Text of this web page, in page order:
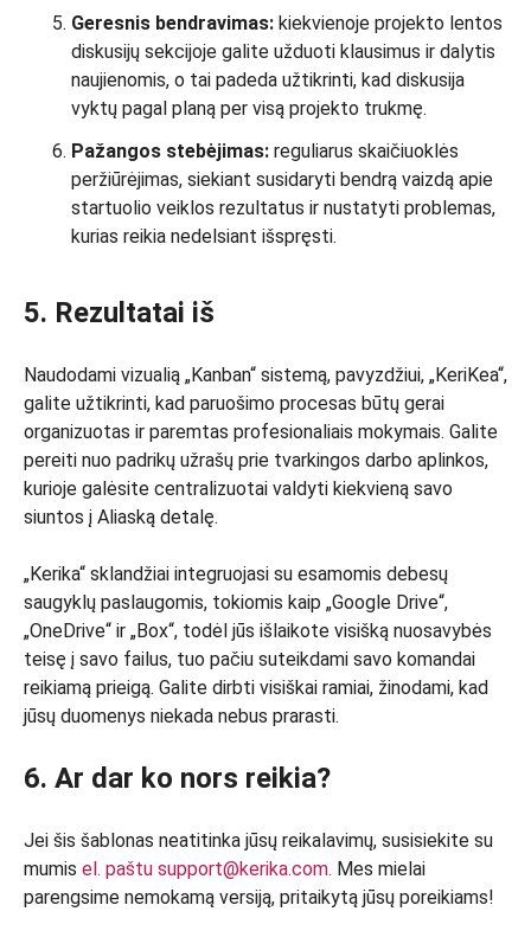
Geresnis bendravimas: kiekvienoje projekto lentos
diskusijų sekcijoje galite užduoti klausimus ir dalytis
naujienomis, o tai padeda užtikrinti, kad diskusija
vyktų pagal planą per visą projekto trukmę.
Pažangos stebėjimas: reguliarus skaičiuoklės
peržiūrėjimas, siekiant susidaryti bendrą vaizdą apie
startuolio veiklos rezultatus ir nustatyti problemas,
kurias reikia nedelsiant išspręsti.
5. Rezultatai iš
Naudodami vizualią „Kanban“ sistemą, pavyzdžiui, „KeriKea“,
galite užtikrinti, kad paruošimo procesas būtų gerai
organizuotas ir paremtas profesionaliais mokymais. Galite
pereiti nuo padrikų užrašų prie tvarkingos darbo aplinkos,
kurioje galėsite centralizuotai valdyti kiekvieną savo
siuntos į Aliaską detalę.
„Kerika“ sklandžiai integruojasi su esamomis debesų
saugyklų paslaugomis, tokiomis kaip „Google Drive“,
„OneDrive“ ir „Box“, todėl jūs išlaikote visišką nuosavybės
teisę į savo failus, tuo pačiu suteikdami savo komandai
reikiamą prieigą. Galite dirbti visiškai ramiai, žinodami, kad
jūsų duomenys niekada nebus prarasti.
6. Ar dar ko nors reikia?
Jei šis šablonas neatitinka jūsų reikalavimų, susisiekite su
mumis el. paštu support@kerika.com. Mes mielai
parengsime nemokamą versiją, pritaikytą jūsų poreikiams!